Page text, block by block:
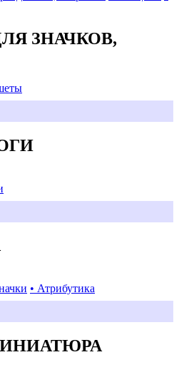
ЗНАЧКОВ,
• Атрибутика